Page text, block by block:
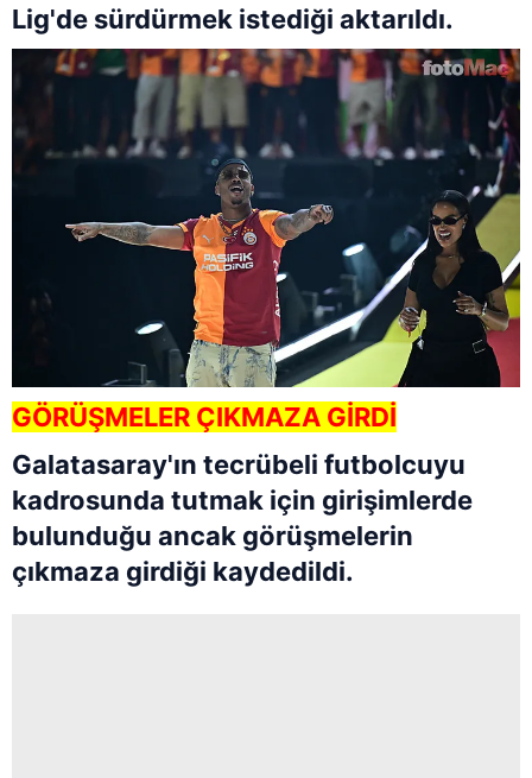
Lig'de sürdürmek istediği aktarıldı.
GÖRÜŞMELER ÇIKMAZA GİRDİ
Galatasaray'ın tecrübeli futbolcuyu
kadrosunda tutmak için girişimlerde
bulunduğu ancak görüşmelerin
çıkmaza girdiği kaydedildi.